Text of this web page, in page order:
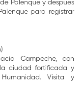
Palenque y despues
para registrar
Campeche, con
ciudad fortificada y
Visita y